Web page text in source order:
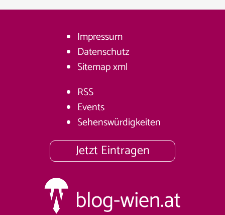
Impressum
Datenschutz
Sitemapxml
RSS
Events
Sehenswürdigkeiten
Jetzt Eintragen